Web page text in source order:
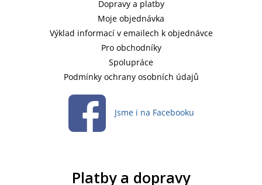
Dopravy a platby
Moje objednávka
Výklad informací v emailech k objednávce
Pro obchodníky
Spolupráce
Podmínky ochrany osobních údajů
Jsme i na Facebooku
Platby a dopravy